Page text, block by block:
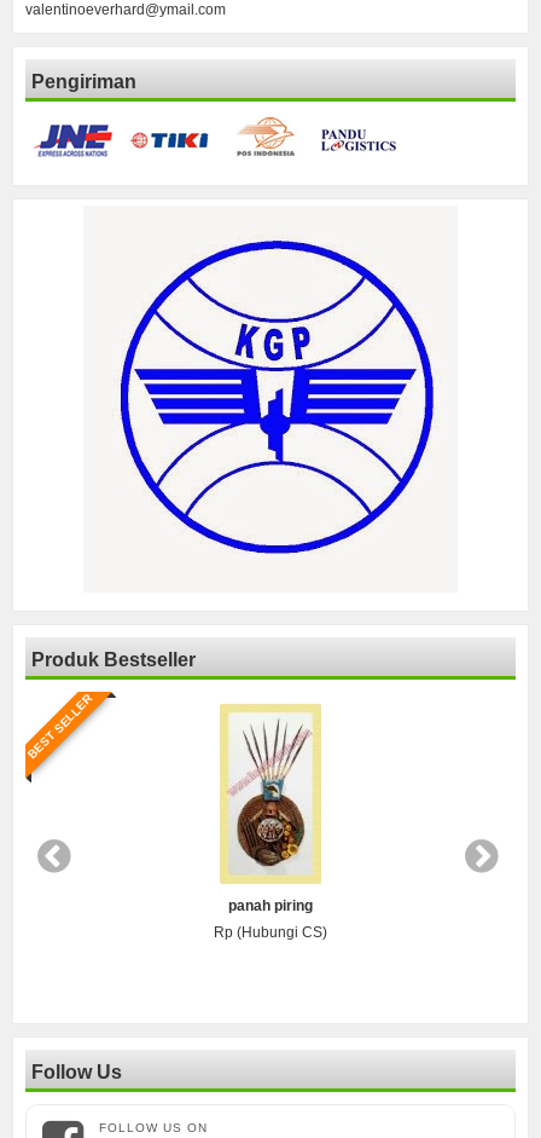
valentinoeverhard@ymail.com
Pengiriman
Produk Bestseller
BEST SELLER
panah piring
Rp (Hubungi CS)
Follow Us
FOLLOW US ON